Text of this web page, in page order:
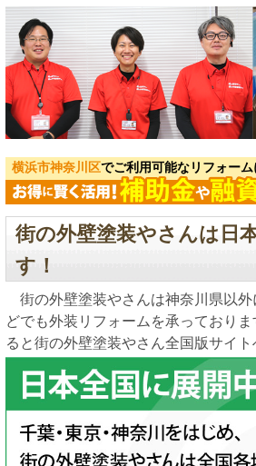
横浜市神奈川区でご利用可能なリフォーム
街の外壁塗装やさんは日
す！
街の外壁塗装やさんは神奈川県以外
どでも外装リフォームを承っており
ると街の外壁塗装やさん全国版サイト